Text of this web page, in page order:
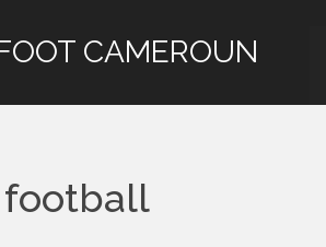
CAMEROUN
football